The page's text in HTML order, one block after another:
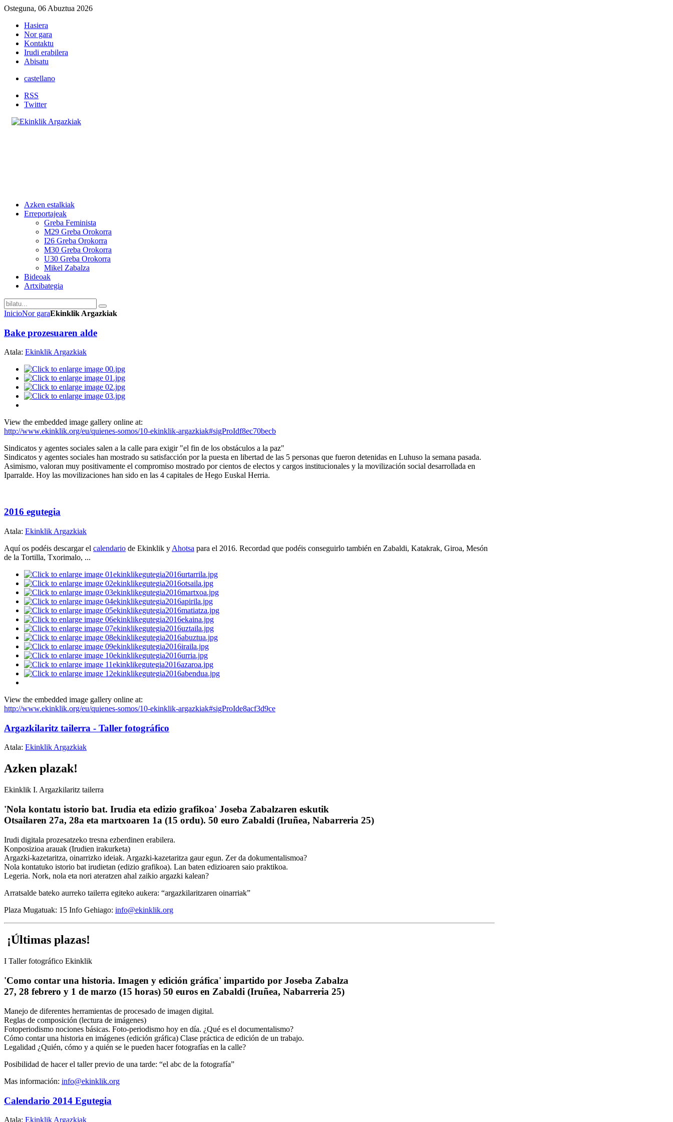
Osteguna, 06 Abuztua 2026
Hasiera
Nor gara
Kontaktu
Irudi erabilera
Abisatu
castellano
RSS
Twitter
Azken estalkiak
Erreportajeak
Greba Feminista
M29 Greba Orokorra
I26 Greba Orokorra
M30 Greba Orokorra
U30 Greba Orokorra
Mikel Zabalza
Bideoak
Artxibategia
InicioNor garaEkinklik Argazkiak
Bake prozesuaren alde
Atala: Ekinklik Argazkiak
View the embedded image gallery online at:
http://www.ekinklik.org/eu/quienes-somos/10-ekinklik-argazkiak#sigProIdf8ec70becb
Sindicatos y agentes sociales salen a la calle para exigir "el fin de los obstáculos a la paz"
Sindicatos y agentes sociales han mostrado su satisfacción por la puesta en libertad de las 5 personas que fueron detenidas en Luhuso la semana pasada.
Asimismo, valoran muy positivamente el compromiso mostrado por cientos de electos y cargos institucionales y la movilización social desarrollada en
Iparralde. Hoy las movilizaciones han sido en las 4 capitales de Hego Euskal Herria.
2016 egutegia
Atala: Ekinklik Argazkiak
Aquí os podéis descargar el calendario de Ekinklik y Ahotsa para el 2016. Recordad que podéis conseguirlo también en Zabaldi, Katakrak, Giroa, Mesón
de la Tortilla, Txorimalo, ...
View the embedded image gallery online at:
http://www.ekinklik.org/eu/quienes-somos/10-ekinklik-argazkiak#sigProIde8acf3d9ce
Argazkilaritz tailerra - Taller fotográfico
Atala: Ekinklik Argazkiak
Azken plazak!
Ekinklik I. Argazkilaritz tailerra
'Nola kontatu istorio bat. Irudia eta edizio grafikoa' Joseba Zabalzaren eskutik
Otsailaren 27a, 28a eta martxoaren 1a (15 ordu). 50 euro Zabaldi (Iruñea, Nabarreria 25)
Irudi digitala prozesatzeko tresna ezberdinen erabilera.
Konposizioa arauak (Irudien irakurketa)
Argazki-kazetaritza, oinarrizko ideiak. Argazki-kazetaritza gaur egun. Zer da dokumentalismoa?
Nola kontatuko istorio bat irudietan (edizio grafikoa). Lan baten edizioaren saio praktikoa.
Legeria. Nork, nola eta nori ateratzen ahal zaikio argazki kalean?
Arratsalde bateko aurreko tailerra egiteko aukera: “argazkilaritzaren oinarriak”
Plaza Mugatuak: 15 Info Gehiago: info@ekinklik.org
¡Últimas plazas!
I Taller fotográfico Ekinklik
'Como contar una historia. Imagen y edición gráfica' impartido por Joseba Zabalza
27, 28 febrero y 1 de marzo (15 horas) 50 euros en Zabaldi (Iruñea, Nabarreria 25)
Manejo de diferentes herramientas de procesado de imagen digital.
Reglas de composición (lectura de imágenes)
Fotoperiodismo nociones básicas. Foto-periodismo hoy en día. ¿Qué es el documentalismo?
Cómo contar una historia en imágenes (edición gráfica) Clase práctica de edición de un trabajo.
Legalidad ¿Quién, cómo y a quién se le pueden hacer fotografías en la calle?
Posibilidad de hacer el taller previo de una tarde: “el abc de la fotografía”
Mas información: info@ekinklik.org
Calendario 2014 Egutegia
Atala: Ekinklik Argazkiak